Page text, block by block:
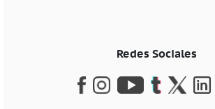
Redes Sociales